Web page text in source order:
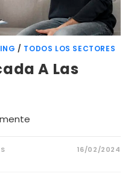
/ TODOS LOS SECTORES
A Las
16/02/2024